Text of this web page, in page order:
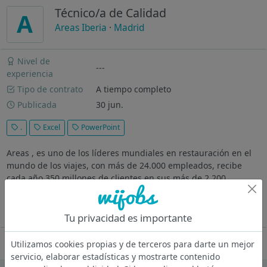
A Técnico/a de Calidad
Areas Iberia · Madrid
Nivel de
experiencia
---
Tipo de contrato
A tiempo completo
Publicada
30 jun.
. Excel PowerPoint
Areas , es uno de los líderes mundiales en restauración en el
mundo de los viajes, con más de 24.000 empleados, recibe
cada año 350 millones de clientes en sus más de 2.200
establecimientos en 11 países en Europa, USA, México y Chile.
Oferta desactivada
Tu privacidad es importante
Utilizamos cookies propias y de terceros para darte un mejor
servicio, elaborar estadísticas y mostrarte contenido